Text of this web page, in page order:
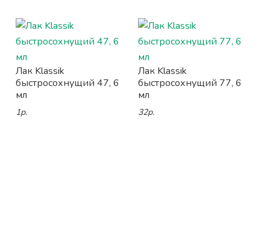
Лак Klassik
быстросохнущий 47, 6
мл
1р.
Лак Klassik
быстросохнущий 77, 6
мл
32р.